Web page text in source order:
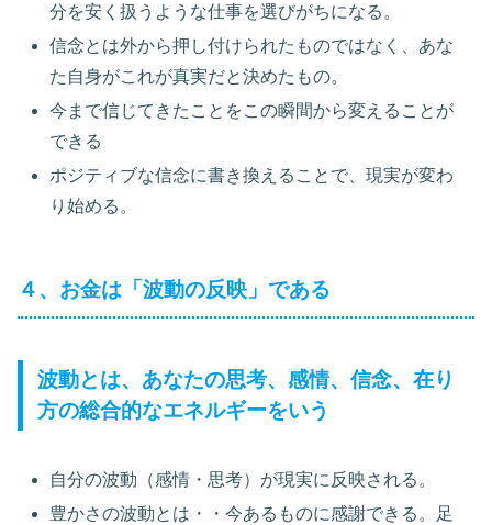
分を安く扱うような仕事を選びがちになる。
信念とは外から押し付けられたものではなく、あな
た自身がこれが真実だと決めたもの。
今まで信じてきたことをこの瞬間から変えることが
できる
ポジティブな信念に書き換えることで、現実が変わ
り始める。
４、お金は「波動の反映」である
波動とは、あなたの思考、感情、信念、在り
方の総合的なエネルギーをいう
自分の波動（感情・思考）が現実に反映される。
豊かさの波動とは・・今あるものに感謝できる。足